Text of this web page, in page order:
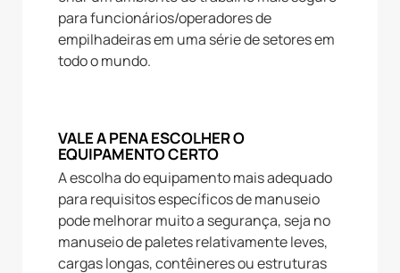
para funcionários/operadores de
empilhadeiras em uma série de setores em
todo o mundo.
VALE A PENA ESCOLHER O
EQUIPAMENTO CERTO
A escolha do equipamento mais adequado
para requisitos específicos de manuseio
pode melhorar muito a segurança, seja no
manuseio de paletes relativamente leves,
cargas longas, contêineres ou estruturas